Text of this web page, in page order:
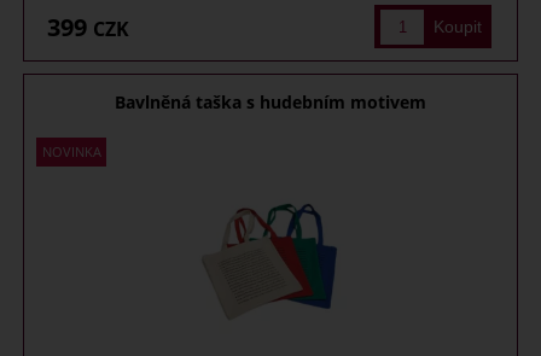
399 CZK
Bavlněná taška s hudebním motivem